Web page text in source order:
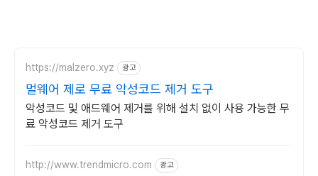
https://malzero.xyz 광고
멀웨어 제로 무료 악성코드 제거 도구
악성코드 및 애드웨어 제거를 위해 설치 없이 사용 가능한 무
료 악성코드 제거 도구
http://www.trendmicro.com 광고